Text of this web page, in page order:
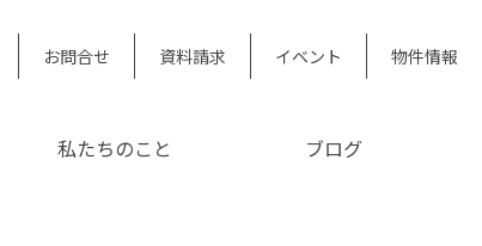
お問合せ 資料請求 イベント 物件情報
私たちのこと ブログ